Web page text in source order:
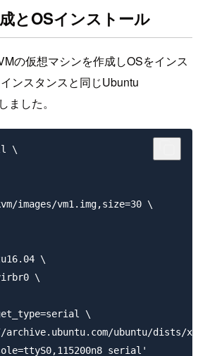
とOSインストール
の仮想マシンを作成しOSをインス
ンスタンスと同じUbuntu
ました。
\
images/vm1.img,size=30 \
\
\
\
ubuntu/dists/